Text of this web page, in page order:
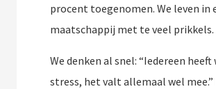
procent toegenomen. We leven in
maatschappij met te veel prikkels.
We denken al snel: “Iedereen heeft
stress, het valt allemaal wel